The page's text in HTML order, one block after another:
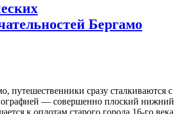
Бергамо
путешественники сразу сталкиваются с
— совершенно плоский нижний